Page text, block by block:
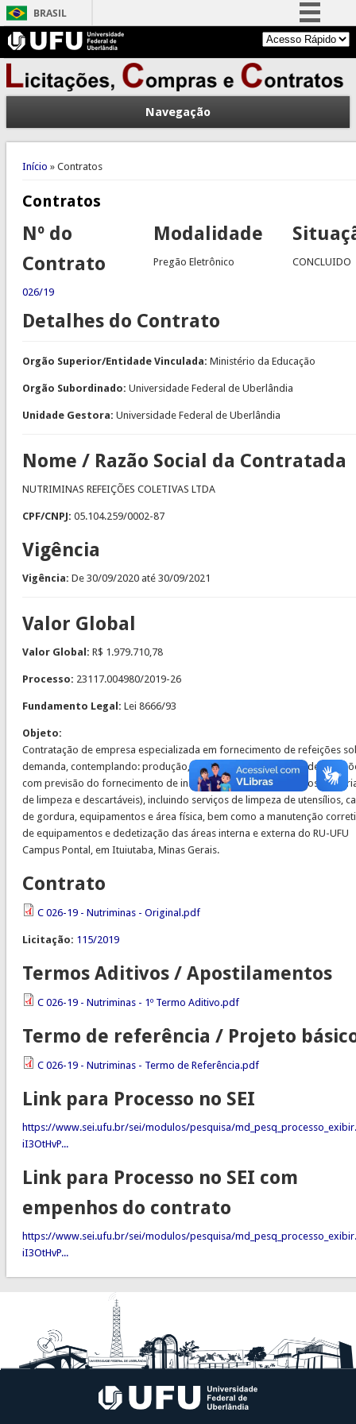
BRASIL
Simplifique!
Comunica BR
Participe
Acesso à informação
Legislação
Navegação
Você está aqui
Início » Contratos
Contratos
Nº do
Contrato
026/19
Modalidade
Pregão Eletrônico CONCLUIDO
Detalhes do Contrato
Orgão Superior/Entidade Vinculada: Ministério da Educação
Orgão Subordinado: Universidade Federal de Uberlândia
Unidade Gestora: Universidade Federal de Uberlândia
Nome / Razão Social da Contratada
NUTRIMINAS REFEIÇÕES COLETIVAS LTDA
CPF/CNPJ: 05.104.259/0002-87
Vigência
Vigência: De 30/09/2020até 30/09/2021
Valor Global
Valor Global: R$ 1.979.710,78
Processo: 23117.004980/2019-26
Fundamento Legal: Lei 8666/93
Objeto:
Contratação de empresa especializada em fornecimento de refeições
demanda, contemplando: produção, transporte e distribuição de
com previsão do fornecimento de insumos (gêneros alimentícios,
de limpeza e descartáveis), incluindo serviços de limpeza de utensílios,
de gordura, equipamentos e área física, bem como a manutenção
de equipamentos e dedetização das áreas interna e externa do RU-UFU
Campus Pontal, em Ituiutaba, Minas Gerais.
Contrato
C 026-19 - Nutriminas - Original.pdf
Licitação: 115/2019
Termos Aditivos / Apostilamentos
C 026-19 - Nutriminas - 1º Termo Aditivo.pdf
Termo de referência / Projeto
C 026-19 - Nutriminas - Termo de Referência.pdf
Link para Processo no SEI
https://www.sei.ufu.br/sei/modulos/pesquisa/
iI3OtHvP...
Link para Processo no SEI com
empenhos do contrato
https://www.sei.ufu.br/sei/modulos/pesquisa/
iI3OtHvP...